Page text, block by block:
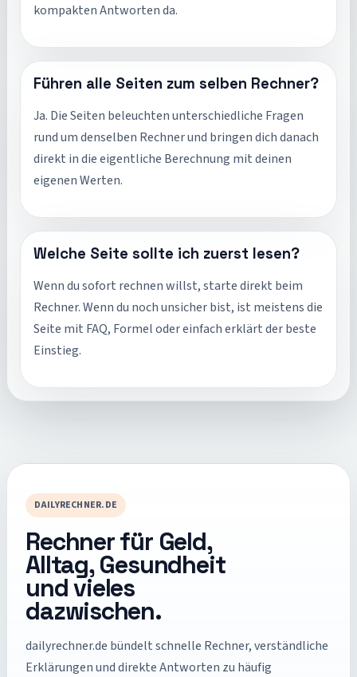
kompakten Antworten da.
Führen alle Seiten zum selben Rechner?
Ja. Die Seiten beleuchten unterschiedliche Fragen
rund um denselben Rechner und bringen dich danach
direkt in die eigentliche Berechnung mit deinen
eigenen Werten.
Welche Seite sollte ich zuerst lesen?
Wenn du sofort rechnen willst, starte direkt beim
Rechner. Wenn du noch unsicher bist, ist meistens die
Seite mit FAQ, Formel oder einfach erklärt der beste
Einstieg.
DAILYRECHNER.DE
Rechner für Geld,
Alltag, Gesundheit
und vieles
dazwischen.
dailyrechner.de bündelt schnelle Rechner, verständliche
Erklärungen und direkte Antworten zu häufig